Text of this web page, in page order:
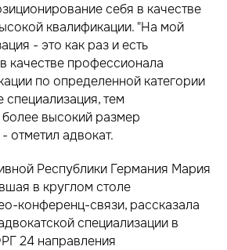
себя в качестве
квалификации. "На мой
- это как раз и есть
качестве профессионала
по определенной категории
тем
высокий размер
отметил адвокат.
Республики Германия Мария
в круглом столе
конференц-связи, рассказала
специализации в
24 направления